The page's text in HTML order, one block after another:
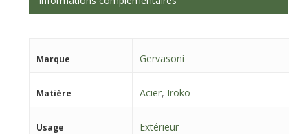
Marque Gervasoni
Matière Acier, Iroko
Usage Extérieur